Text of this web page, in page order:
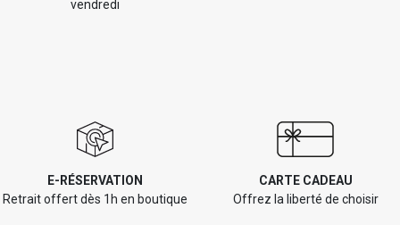
vendredi
E-RÉSERVATION
Retrait offert dès 1h en boutique
CARTE CADEAU
Offrez la liberté de choisir